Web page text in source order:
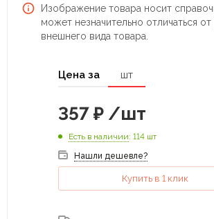
Изображение товара носит
может незначительно отличаться от
внешнего вида товара.
Цена за шт
357 ₽ /шт
Есть в наличии: 114 шт
Нашли дешевле?
Купить в 1 клик